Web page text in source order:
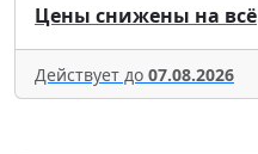
Цены снижены на всё
Действует до 07.08.2026